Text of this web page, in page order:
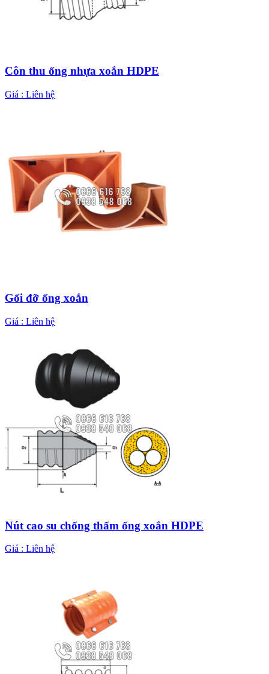
Côn thu ống nhựa xoắn HDPE
Giá : Liên hệ
Gối đỡ ống xoắn
Giá : Liên hệ
Nút cao su chống thấm ống xoắn HDPE
Giá : Liên hệ